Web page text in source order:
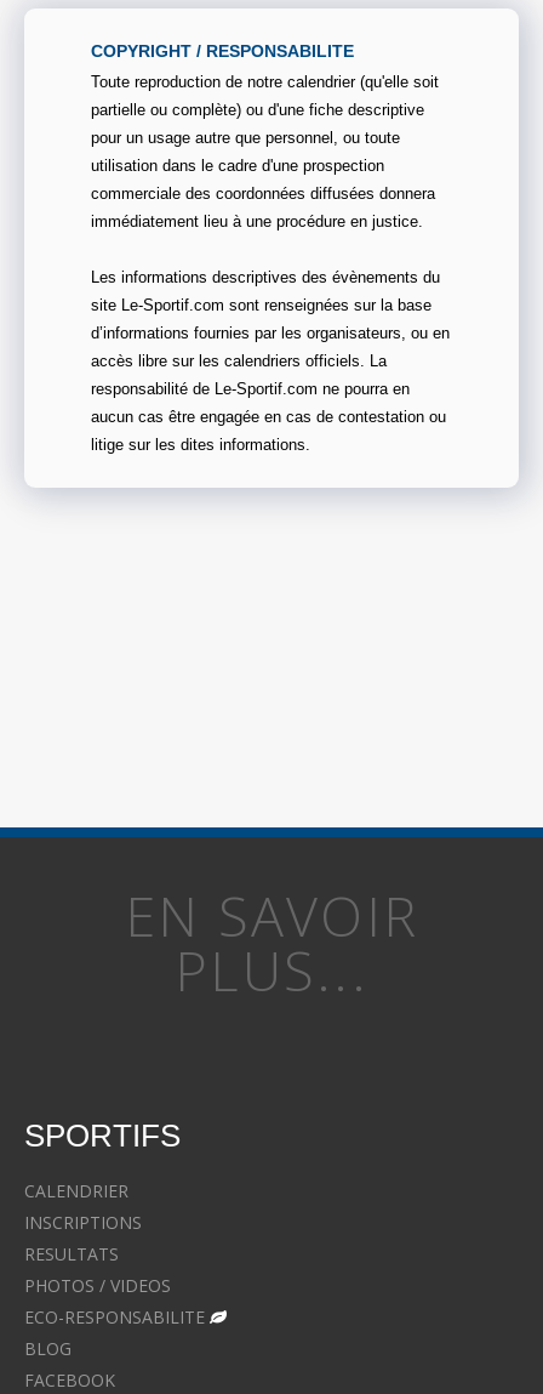
COPYRIGHT / RESPONSABILITE
Toute reproduction de notre calendrier (qu'elle soit
partielle ou complète) ou d'une fiche descriptive
pour un usage autre que personnel, ou toute
utilisation dans le cadre d'une prospection
commerciale des coordonnées diffusées donnera
immédiatement lieu à une procédure en justice.
Les informations descriptives des évènements du
site Le-Sportif.com sont renseignées sur la base
d’informations fournies par les organisateurs, ou en
accès libre sur les calendriers officiels. La
responsabilité de Le-Sportif.com ne pourra en
aucun cas être engagée en cas de contestation ou
litige sur les dites informations.
EN SAVOIR
PLUS...
SPORTIFS
CALENDRIER
INSCRIPTIONS
RESULTATS
PHOTOS / VIDEOS
ECO-RESPONSABILITE
BLOG
FACEBOOK